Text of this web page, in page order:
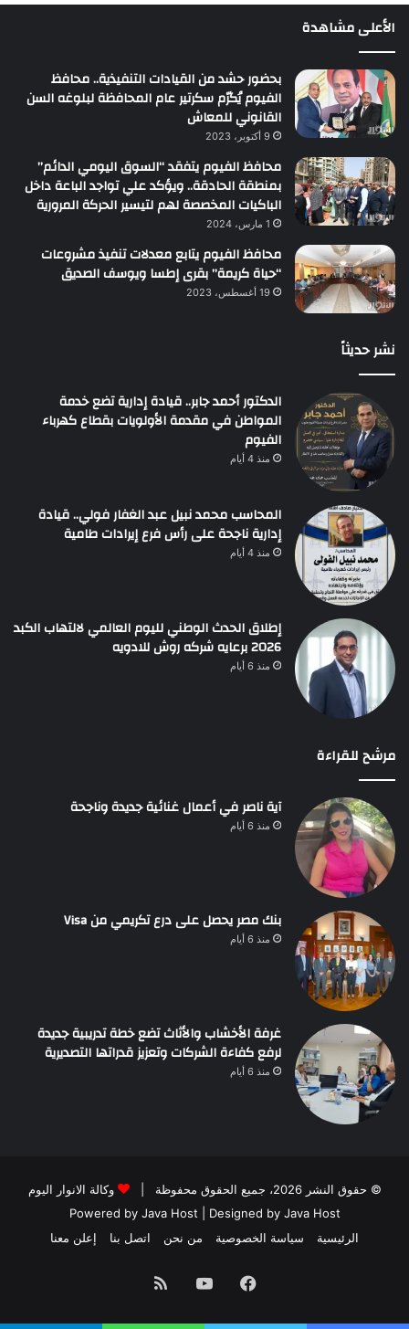
الأعلى مشاهدة
بحضور حشد من القيادات التنفيذية.. محافظ
الفيوم يُكرّم سكرتير عام المحافظة لبلوغه السن
القانوني للمعاش
9 أكتوبر، 2023
محافظ الفيوم يتفقد “السوق اليومي الدائم”
بمنطقة الحادقة.. ويؤكد علي تواجد الباعة داخل
الباكيات المخصصة لهم لتيسير الحركة المرورية
1 مارس، 2024
محافظ الفيوم يتابع معدلات تنفيذ مشروعات
“حياة كريمة” بقرى إطسا ويوسف الصديق
19 أغسطس، 2023
نشر حديثاً
الدكتور أحمد جابر.. قيادة إدارية تضع خدمة
المواطن في مقدمة الأولويات بقطاع كهرباء
الفيوم
منذ 4 أيام
المحاسب محمد نبيل عبد الغفار فولي.. قيادة
إدارية ناجحة على رأس فرع إيرادات طامية
منذ 4 أيام
إطلاق الحدث الوطني لليوم العالمي لالتهاب الكبد
2026 برعايه شركه روش للادويه
منذ 6 أيام
مرشح للقراءة
آية ناصر في أعمال غنائية جديدة وناجحة
منذ 6 أيام
بنك مصر يحصل على درع تكريمي من Visa
منذ 6 أيام
غرفة الأخشاب والأثاث تضع خطة تدريبية جديدة
لرفع كفاءة الشركات وتعزيز قدراتها التصديرية
منذ 6 أيام
© حقوق النشر 2026، جميع الحقوق محفوظة |
وكالة الانوار اليوم
Powered by Java Host | Designed by Java Host
الرئيسية
سياسة الخصوصية من نحن اتصل بنا إعلن معنا
فيسبوكيوتيوبملخص